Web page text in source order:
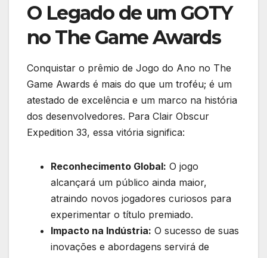
O Legado de um GOTY
no The Game Awards
Conquistar o prêmio de Jogo do Ano no The
Game Awards é mais do que um troféu; é um
atestado de excelência e um marco na história
dos desenvolvedores. Para Clair Obscur
Expedition 33, essa vitória significa:
Reconhecimento Global: O jogo
alcançará um público ainda maior,
atraindo novos jogadores curiosos para
experimentar o título premiado.
Impacto na Indústria: O sucesso de suas
inovações e abordagens servirá de